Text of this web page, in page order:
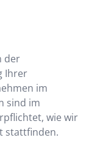
der
Ihrer
im
sind im
wie wir
stattfinden.